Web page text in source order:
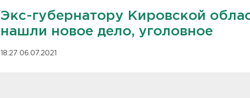
Экс-губернатору Кировской
нашли новое дело, уголовное
18:27 06.07.2021